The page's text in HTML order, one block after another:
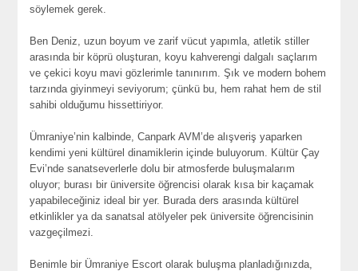
söylemek gerek.
Ben Deniz, uzun boyum ve zarif vücut yapımla, atletik stiller
arasında bir köprü oluşturan, koyu kahverengi dalgalı saçlarım
ve çekici koyu mavi gözlerimle tanınırım. Şık ve modern bohem
tarzında giyinmeyi seviyorum; çünkü bu, hem rahat hem de stil
sahibi olduğumu hissettiriyor.
Ümraniye’nin kalbinde, Canpark AVM’de alışveriş yaparken
kendimi yeni kültürel dinamiklerin içinde buluyorum. Kültür Çay
Evi’nde sanatseverlerle dolu bir atmosferde buluşmalarım
oluyor; burası bir üniversite öğrencisi olarak kısa bir kaçamak
yapabileceğiniz ideal bir yer. Burada ders arasında kültürel
etkinlikler ya da sanatsal atölyeler pek üniversite öğrencisinin
vazgeçilmezi.
Benimle bir Ümraniye Escort olarak buluşma planladığınızda,